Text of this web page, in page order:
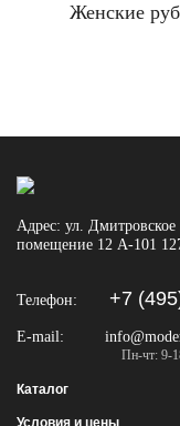
Женские
Адрес: ул.
помещение 12 А-101
Телефон: +7
E-mail:
Пн-чт: 9-
Каталог
Условия и цены